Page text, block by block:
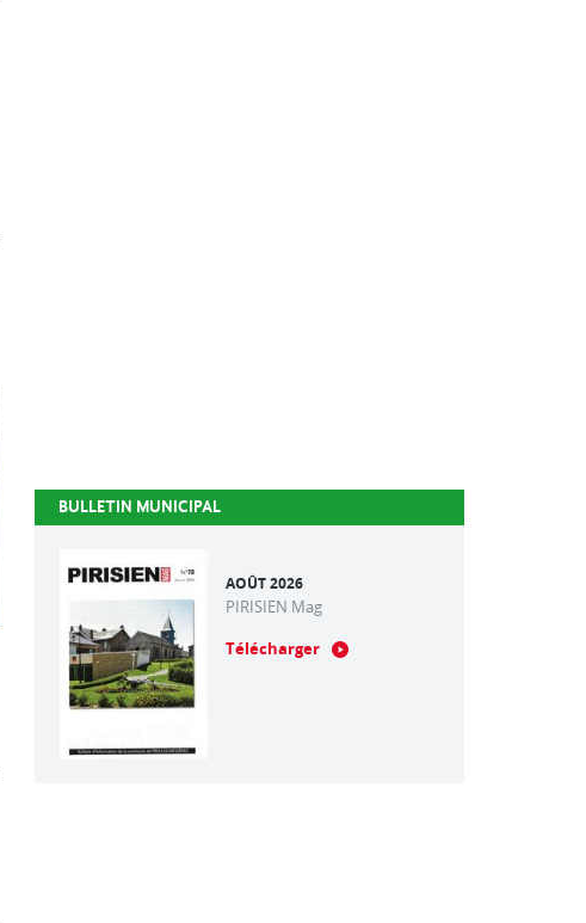
BULLETIN MUNICIPAL
AOÛT 2026
PIRISIEN Mag
Télécharger